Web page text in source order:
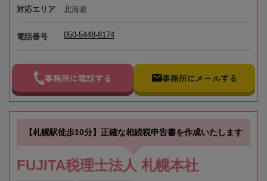
対応エリア 北海道
電話番号 050-5448-8174
事務所に電話する 事務所にメールする
【札幌駅徒歩10分】正確な相続税申告書を作成いたします
FUJITA税理士法人 札幌本社